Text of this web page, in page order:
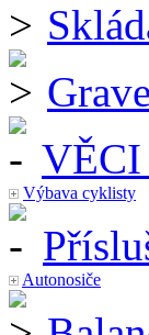
Výbava cyklisty
Autonosiče